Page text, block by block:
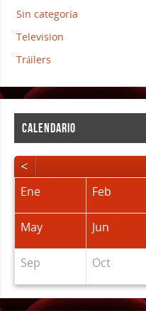
Sin categoría
Television
Tráilers
CALENDARIO
<
Ene Feb
May Jun
Sep Oct